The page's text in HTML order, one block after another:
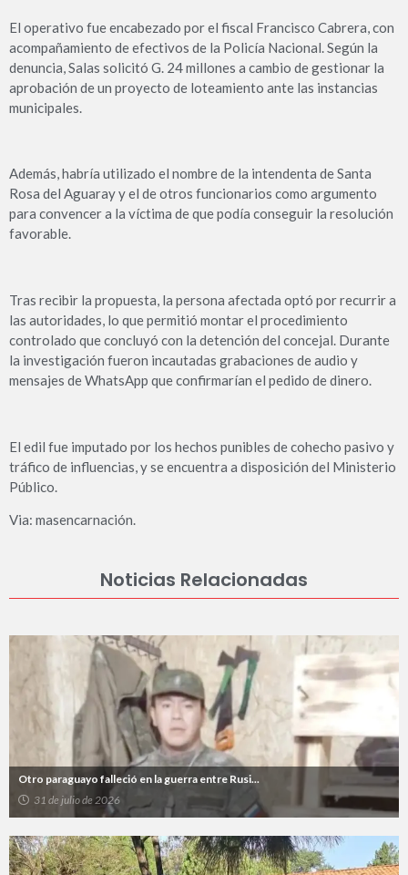
El operativo fue encabezado por el fiscal Francisco Cabrera, con
acompañamiento de efectivos de la Policía Nacional. Según la
denuncia, Salas solicitó G. 24 millones a cambio de gestionar la
aprobación de un proyecto de loteamiento ante las instancias
municipales.
Además, habría utilizado el nombre de la intendenta de Santa
Rosa del Aguaray y el de otros funcionarios como argumento
para convencer a la víctima de que podía conseguir la resolución
favorable.
Tras recibir la propuesta, la persona afectada optó por recurrir a
las autoridades, lo que permitió montar el procedimiento
controlado que concluyó con la detención del concejal. Durante
la investigación fueron incautadas grabaciones de audio y
mensajes de WhatsApp que confirmarían el pedido de dinero.
El edil fue imputado por los hechos punibles de cohecho pasivo y
tráfico de influencias, y se encuentra a disposición del Ministerio
Público.
Via: masencarnación.
Noticias Relacionadas
Otro paraguayo falleció en la guerra entre Rusi...
31 de julio de 2026